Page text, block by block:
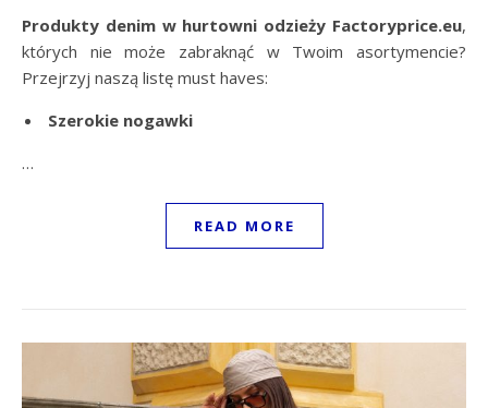
Produkty denim w hurtowni odzieży Factoryprice.eu,
których nie może zabraknąć w Twoim asortymencie?
Przejrzyj naszą listę must haves:
Szerokie nogawki
…
READ MORE